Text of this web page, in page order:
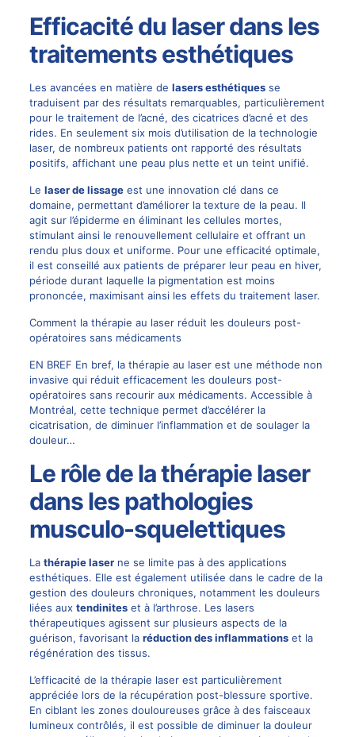
Efficacité du laser dans les
traitements esthétiques
Les avancées en matière de lasers esthétiquesse
traduisent par des résultats remarquables, particulièrement
pour le traitement de l’acné, des cicatrices d’acné et des
rides. En seulement six mois d’utilisation de la technologie
laser, de nombreux patients ont rapporté des résultats
positifs, affichant une peau plus nette et un teint unifié.
Le laser de lissageest une innovation clé dans ce
domaine, permettant d’améliorer la texture de la peau. Il
agit sur l’épiderme en éliminant les cellules mortes,
stimulant ainsi le renouvellement cellulaire et offrant un
rendu plus doux et uniforme. Pour une efficacité optimale,
il est conseillé aux patients de préparer leur peau en hiver,
période durant laquelle la pigmentation est moins
prononcée, maximisant ainsi les effets du traitement laser.
Comment la thérapie au laser réduit les douleurs post-
opératoires sans médicaments
EN BREF En bref, la thérapie au laser est une méthode non
invasive qui réduit efficacement les douleurs post-
opératoires sans recourir aux médicaments. Accessible à
Montréal, cette technique permet d’accélérer la
cicatrisation, de diminuer l’inflammation et de soulager la
douleur…
Le rôle de la thérapie laser
dans les pathologies
musculo-squelettiques
La thérapie laserne se limite pas à des applications
esthétiques. Elle est également utilisée dans le cadre de la
gestion des douleurs chroniques, notamment les douleurs
liées aux tendiniteset à l’arthrose. Les lasers
thérapeutiques agissent sur plusieurs aspects de la
guérison, favorisant la réduction des inflammationset la
régénération des tissus.
L’efficacité de la thérapie laser est particulièrement
appréciée lors de la récupération post-blessure sportive.
En ciblant les zones douloureuses grâce à des faisceaux
lumineux contrôlés, il est possible de diminuer la douleur